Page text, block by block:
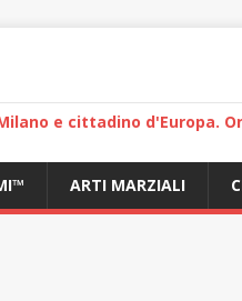
e cittadino d'Europa.
ARTI MARZIALI